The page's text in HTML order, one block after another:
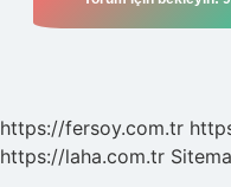
https://fersoy.com.tr
https://laha.com.tr